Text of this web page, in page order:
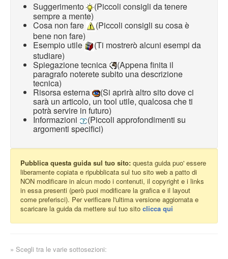
Suggerimento
(Piccoli consigli da tenere
sempre a mente)
Cosa non fare
(Piccoli consigli su cosa è
bene non fare)
Esempio utile
(Ti mostrerò alcuni esempi da
studiare)
Spiegazione tecnica
(Appena finita il
paragrafo noterete subito una descrizione
tecnica)
Risorsa esterna (Si aprirà altro sito dove ci
sarà un articolo, un tool utile, qualcosa che ti
potrà servire in futuro)
Informazioni (Piccoli approfondimenti su
argomenti specifici)
Pubblica questa guida sul tuo sito: questa guida puo' essere
liberamente copiata e ripubblicata sul tuo sito web a patto di
NON modificare in alcun modo i contenuti, il copyright e i links
in essa presenti (però puoi modificare la grafica e il layout
come preferisci). Per verificare l'ultima versione aggiornata e
scaricare la guida da mettere sul tuo sito clicca qui
» Scegli tra le varie sottosezioni: